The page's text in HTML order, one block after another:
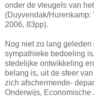
onder de vleugels van
(Duyvendak/
2006, 83pp).
Nog niet zo lang geleden
sympathieke bedoeling
stedelijke ontwikkeling
belang is, uit de sfeer
zich afschermende-
Onderwijs,